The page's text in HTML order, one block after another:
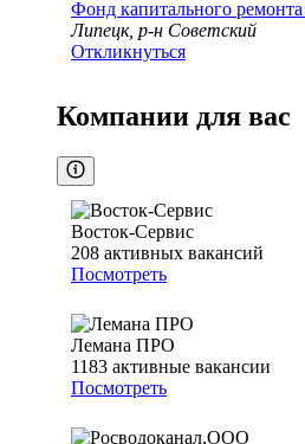
Фонд капитального
Липецк, р-н Советский
Откликнуться
Компании для вас
Восток-Сервис
208 активных вакансий
Посмотреть
Лемана ПРО
1183 активные вакансии
Посмотреть